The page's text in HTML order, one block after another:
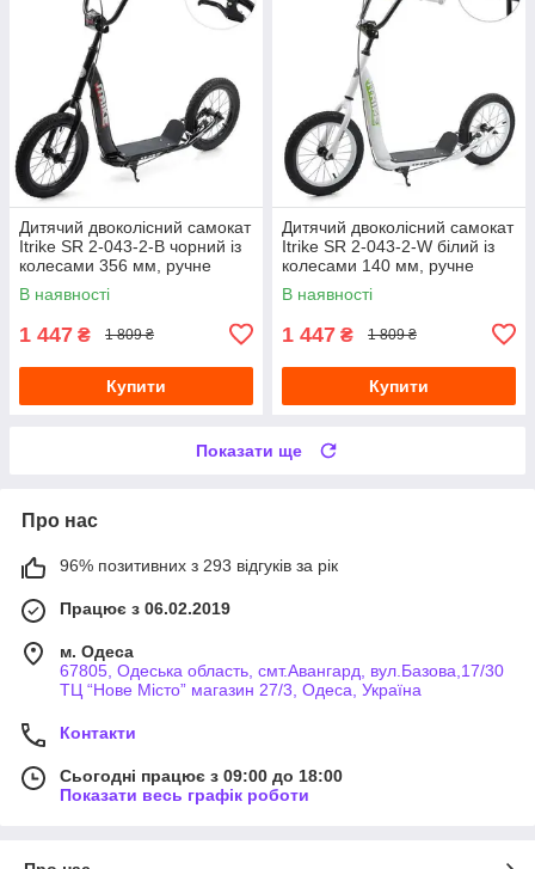
Дитячий двоколісний самокат
Itrike SR 2-043-2-B чорний із
колесами 356 мм, ручне
гальмо
В наявності
1 447 ₴ 1 809 ₴
Купити
Дитячий двоколісний самокат
Itrike SR 2-043-2-W білий із
колесами 140 мм, ручне
гальмо
В наявності
1 447 ₴ 1 809 ₴
Купити
Показати ще
Про нас
96% позитивних з 293 відгуків за рік
Працює з 06.02.2019
м. Одеса
67805, Одеська область, смт.Авангард, вул.Базова,17/30
ТЦ “Нове Місто” магазин 27/3, Одеса, Україна
Контакти
Сьогодні працює з 09:00 до 18:00
Показати весь графік роботи